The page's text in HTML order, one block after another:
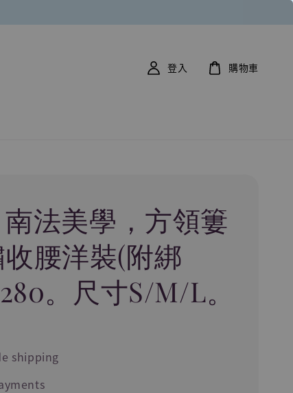
登入 購物車
南法美學，方領簍
腰洋裝(附綁
。尺寸S/M/L。
shipping